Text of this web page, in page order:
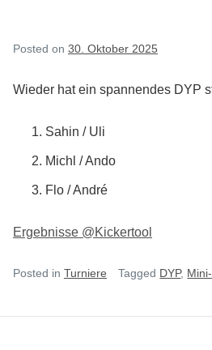
Posted on 30. Oktober 2025
Wieder hat ein spannendes DYP
Sahin / Uli
Michl / Ando
Flo / André
Ergebnisse @Kickertool
Posted in Turniere Tagged DYP,